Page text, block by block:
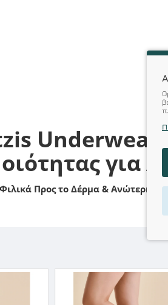
Underwear
για
Προς το Δέρμα & Ανώτερη